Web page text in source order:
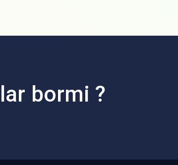
bormi ?